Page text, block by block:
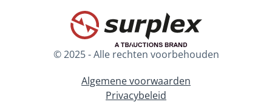
© 2025 - Alle rechten voorbehouden
Algemene voorwaarden
Privacybeleid